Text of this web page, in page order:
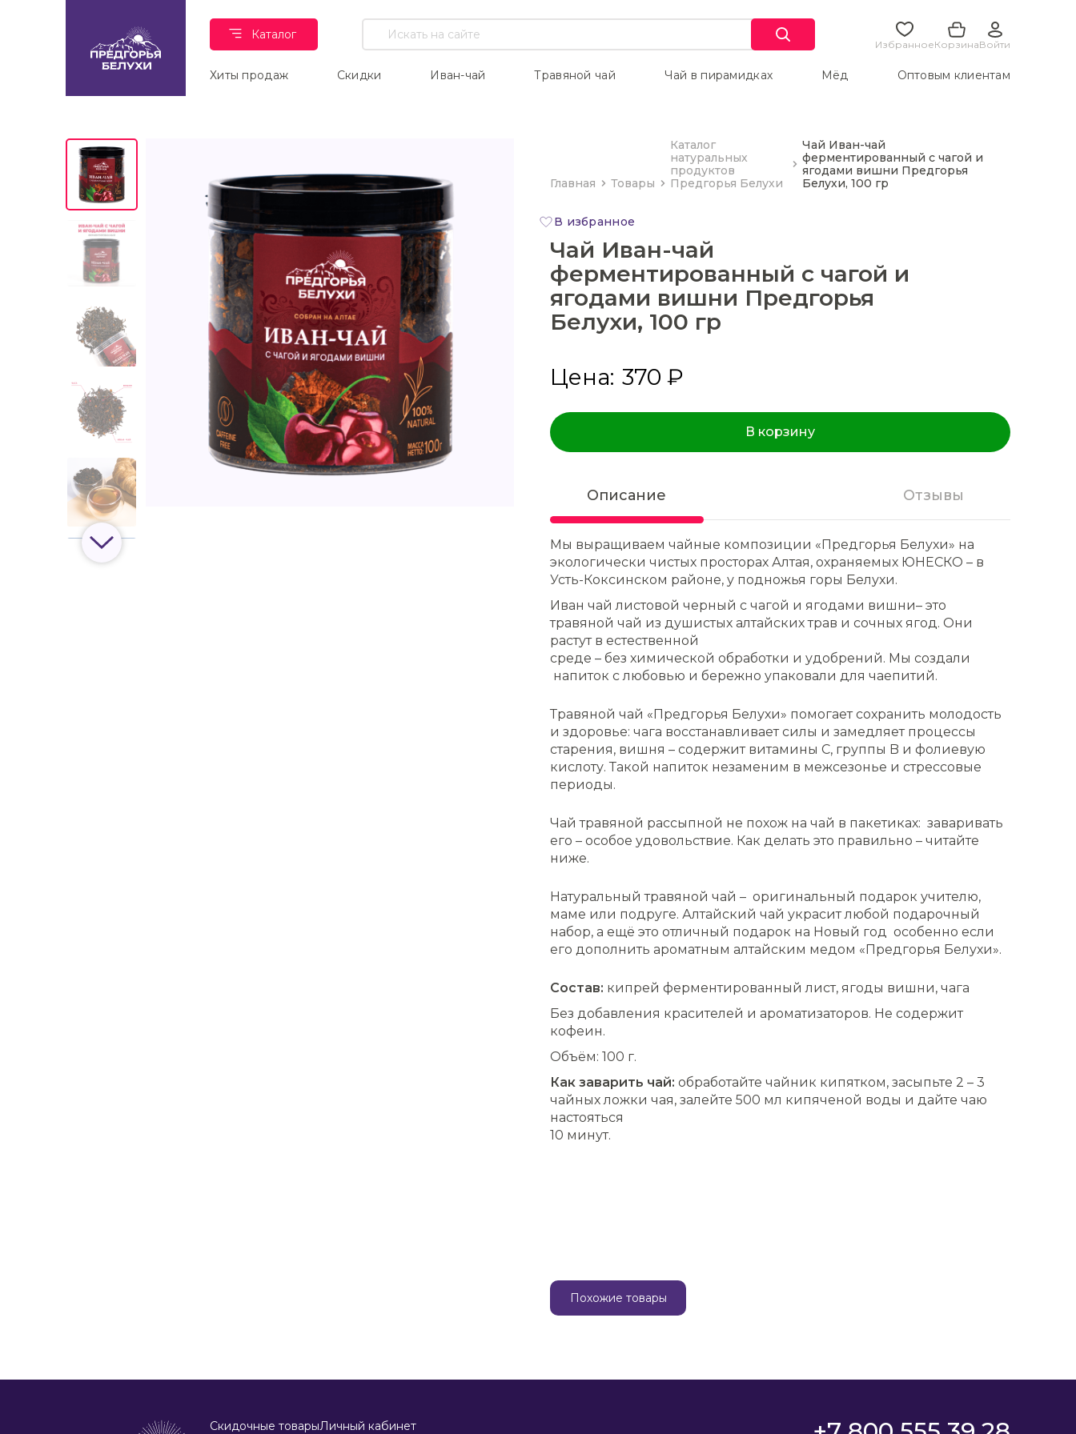
Каталог
Войти
ИзбранноеКорзина
Хиты продаж Скидки Иван-чай Травяной чай Чай в пирамидках Мёд Оптовым клиентам
Главная Товары
Каталог
натуральных
продуктов
Предгорья Белухи
Чай Иван-чай
ферментированный с чагой и
ягодами вишни Предгорья
Белухи, 100 гр
Чай Иван-чай
ферментированный с чагой и
ягодами вишни Предгорья
Белухи, 100 гр
Цена: 370 ₽
В корзину
Описание Отзывы
Мы выращиваем чайные композиции «Предгорья Белухи» на
экологически чистых просторах Алтая, охраняемых ЮНЕСКО – в
Усть-Коксинском районе, у подножья горы Белухи.
Иван чай листовой черный с чагой и ягодами вишни– это
травяной чай из душистых алтайских трав и сочных ягод. Они
растут в естественной
среде – без химической обработки и удобрений. Мы создали
напиток с любовью и бережно упаковали для чаепитий.
Травяной чай «Предгорья Белухи» помогает сохранить молодость
и здоровье: чага восстанавливает силы и замедляет процессы
старения, вишня – содержит витамины С, группы B и фолиевую
кислоту. Такой напиток незаменим в межсезонье и стрессовые
периоды.
Чай травяной рассыпной не похож на чай в пакетиках: заваривать
его – особое удовольствие. Как делать это правильно – читайте
ниже.
Натуральный травяной чай – оригинальный подарок учителю,
маме или подруге. Алтайский чай украсит любой подарочный
набор, а ещё это отличный подарок на Новый год особенно если
его дополнить ароматным алтайским медом «Предгорья Белухи».
Состав: кипрей ферментированный лист, ягоды вишни, чага
Без добавления красителей и ароматизаторов. Не содержит
кофеин.
Объём: 100 г.
Как заварить чай: обработайте чайник кипятком, засыпьте 2 – 3
чайных ложки чая, залейте 500 мл кипяченой воды и дайте чаю
настояться
10 минут.
Похожие товары
Скидочные товарыЛичный кабинет